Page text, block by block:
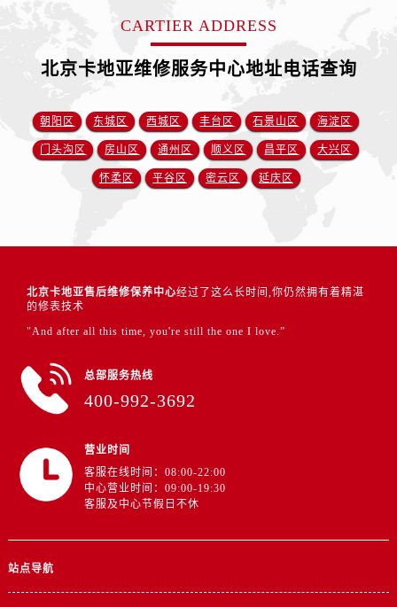
CARTIER ADDRESS
北京卡地亚维修服务中心地址电话查询
朝阳区 东城区 西城区 丰台区 石景山区 海淀区
门头沟区 房山区 通州区 顺义区 昌平区 大兴区
怀柔区 平谷区 密云区 延庆区
北京卡地亚售后维修保养中心经过了这么长时间,你仍然拥有着精湛
的修表技术
"And after all this time, you're still the one I love.”
总部服务热线
400-992-3692
营业时间
客服在线时间：08:00-22:00
中心营业时间：09:00-19:30
客服及中心节假日不休
站点导航